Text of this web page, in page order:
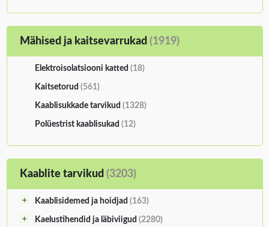
Mähised ja kaitsevarrukad (1919)
Elektroisolatsiooni katted (18)
Kaitsetorud (561)
Kaablisukkade tarvikud (1328)
Polüestrist kaablisukad (12)
Kaablite tarvikud (3203)
Kaablisidemed ja hoidjad (163)
Kaelustihendid ja läbiviigud (2280)